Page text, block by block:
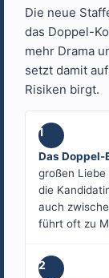
Die neue
das Doppel-
mehr Drama
setzt damit
Risiken birgt.
1
Das
großen
die
auch
führt oft zu
2